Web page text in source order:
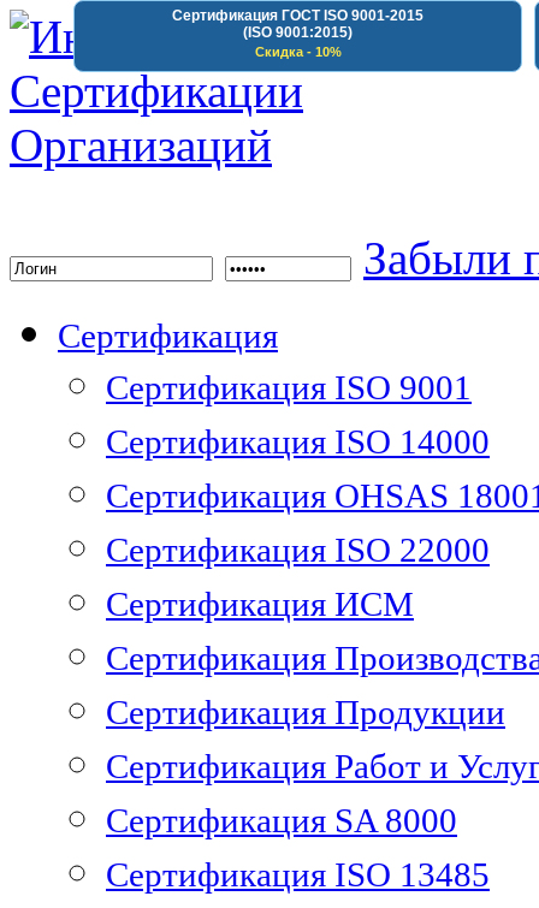
Сертификация ГОСТ ISO 9001-2015
(ISO 9001:2015)
Скидка - 10%
Забыли
Сертификация
Сертификация ISO 9001
Сертификация ISO 14000
Сертификация OHSAS
Сертификация ISO 22000
Сертификация ИСМ
Сертификация
Сертификация Продукции
Сертификация Работ и
Сертификация SA 8000
Сертификация ISO 13485